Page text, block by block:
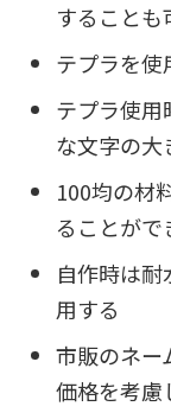
することも
テプラを使
テプラ使用
な文字の大
100均の材
ることがで
自作時は
用する
市販のネー
価格を考慮